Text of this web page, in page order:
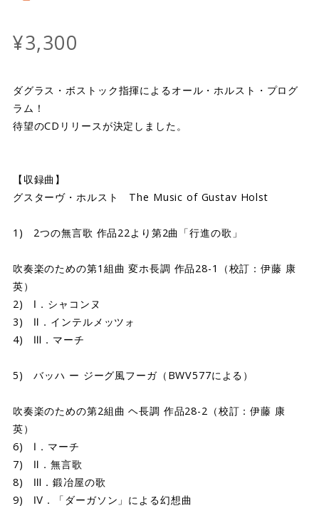
¥3,300
ダグラス・ボストック指揮によるオール・ホルスト・プログ
ラム！
待望のCDリリースが決定しました。
【収録曲】
グスターヴ・ホルスト The Music of Gustav Holst
1) 2つの無言歌 作品22より第2曲「行進の歌」
吹奏楽のための第1組曲 変ホ長調 作品28-1（校訂：伊藤 康
英）
2) Ⅰ．シャコンヌ
3) Ⅱ．インテルメッツォ
4) Ⅲ．マーチ
5) バッハ ー ジーグ風フーガ（BWV577による）
吹奏楽のための第2組曲 ヘ長調 作品28-2（校訂：伊藤 康
英）
6) Ⅰ．マーチ
7) Ⅱ．無言歌
8) Ⅲ．鍛冶屋の歌
9) Ⅳ．「ダーガソン」による幻想曲